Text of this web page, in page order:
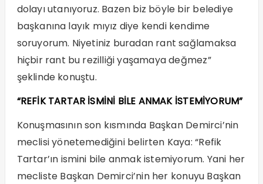
dolayı utanıyoruz. Bazen biz böyle bir belediye
başkanına layık mıyız diye kendi kendime
soruyorum. Niyetiniz buradan rant sağlamaksa
hiçbir rant bu rezilliği yaşamaya değmez”
şeklinde konuştu.
“REFİK TARTAR İSMİNİ BİLE ANMAK İSTEMİYORUM”
Konuşmasının son kısmında Başkan Demirci’nin
meclisi yönetemediğini belirten Kaya: “Refik
Tartar’ın ismini bile anmak istemiyorum. Yani her
mecliste Başkan Demirci’nin her konuyu Başkan